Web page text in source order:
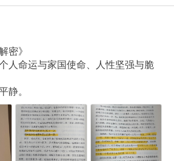
密》
人命运与家国使命、人性坚强与脆
静。